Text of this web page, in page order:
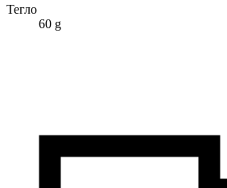
Тегло
60 g